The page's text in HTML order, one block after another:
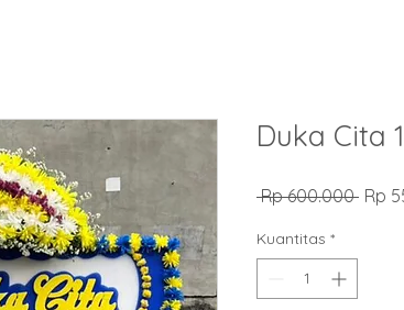
Duka Cita
Rp 600.000 Rp
Kuantitas *